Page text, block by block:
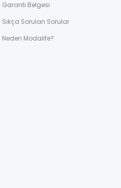
Garanti Belgesi
Sıkça Sorulan Sorular
Neden Modalife?